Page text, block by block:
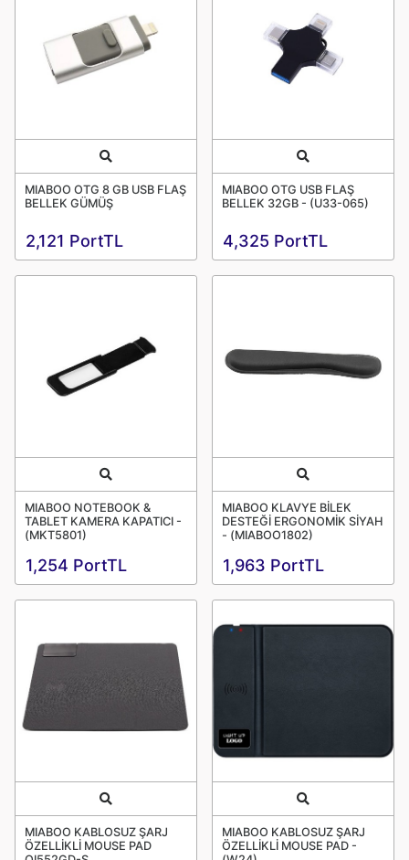
Quick View
MIABOO OTG 8 GB USB FLAŞ
BELLEK GÜMÜŞ
2,121 PortTL
Quick View
MIABOO OTG USB FLAŞ
BELLEK 32GB - (U33-065)
4,325 PortTL
Quick View
MIABOO NOTEBOOK &
TABLET KAMERA KAPATICI -
(MKT5801)
1,254 PortTL
Quick View
MIABOO KLAVYE BİLEK
DESTEĞİ ERGONOMİK SİYAH
- (MIABOO1802)
1,963 PortTL
Quick View
MIABOO KABLOSUZ ŞARJ
ÖZELLİKLİ MOUSE PAD
Quick View
MIABOO KABLOSUZ ŞARJ
ÖZELLİKLİ MOUSE PAD -